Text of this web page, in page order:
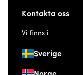
Kontakta oss
Vi finns i
Sverige